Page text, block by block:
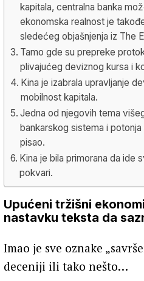
kapitala, centralna banka
ekonomska realnost je
sledećeg objašnjenja iz The
Tamo gde su prepreke
plivajućeg deviznog kursa i
Kina je izabrala upravljanje
mobilnost kapitala.
Jedna od njegovih tema
bankarskog sistema i
pisao.
Kina je bila primorana da ide
pokvari.
Upućeni tržišni
nastavku teksta da
Imao je sve oznake
deceniji ili tako nešto…